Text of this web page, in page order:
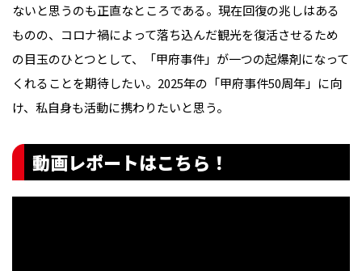
ないと思うのも正直なところである。現在回復の兆しはある
ものの、コロナ禍によって落ち込んだ観光を復活させるため
の目玉のひとつとして、「甲府事件」が一つの起爆剤になって
くれることを期待したい。2025年の「甲府事件50周年」に向
け、私自身も活動に携わりたいと思う。
動画レポートはこちら！